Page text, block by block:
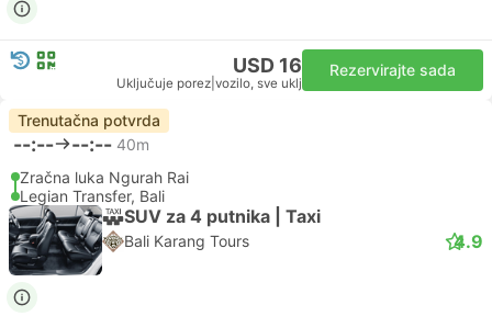
USD 16
Uključuje porez vozilo, sve uklj
Rezervirajte sada
Trenutačna potvrda
--:-- --:-- 40m
Zračna luka Ngurah Rai
Legian Transfer, Bali
SUV za 4 putnika | Taxi
Bali Karang Tours 4.9